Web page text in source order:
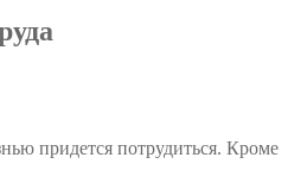
придется потрудиться. Кроме